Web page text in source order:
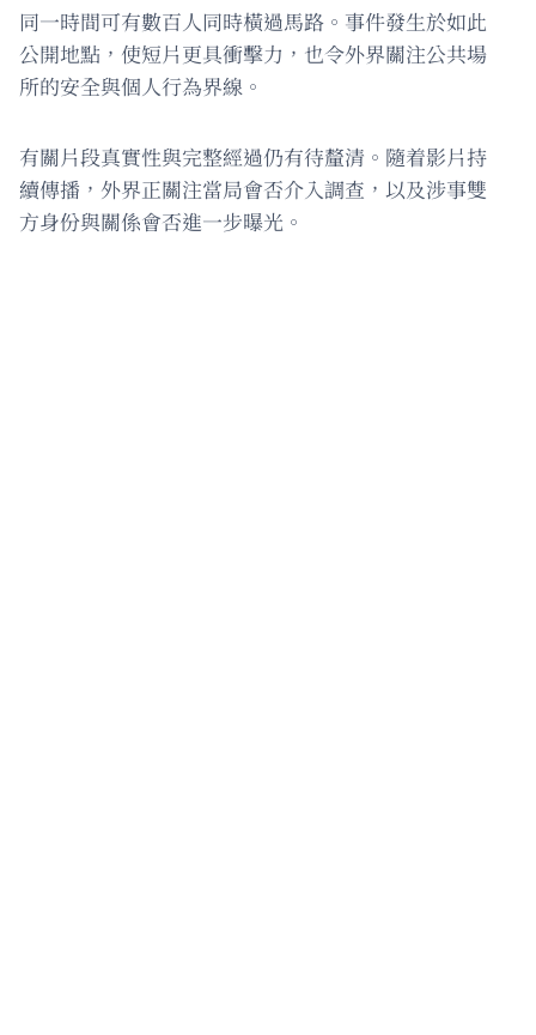
同一時間可有數百人同時橫過馬路。事件發生於如此
公開地點，使短片更具衝擊力，也令外界關注公共場
所的安全與個人行為界線。
有關片段真實性與完整經過仍有待釐清。隨着影片持
續傳播，外界正關注當局會否介入調查，以及涉事雙
方身份與關係會否進一步曝光。